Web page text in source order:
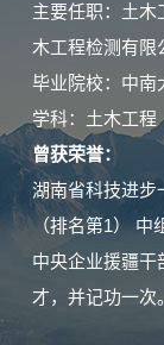
主要任职：土木
木工程检测有限
毕业院校：中南
学科：土木工程
曾获荣誉：
湖南省科技进步
（排名第1） 中
中央企业援疆干
才，并记功一次。